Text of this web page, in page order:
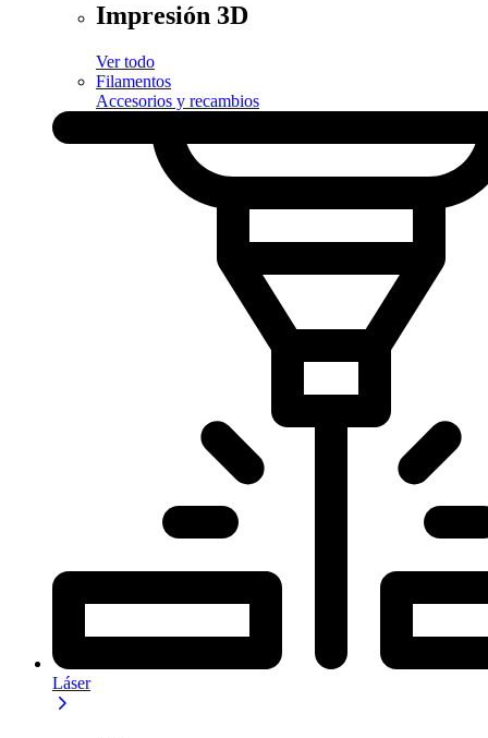
Impresión 3D
Ver todo
Filamentos
Accesorios y recambios
Láser